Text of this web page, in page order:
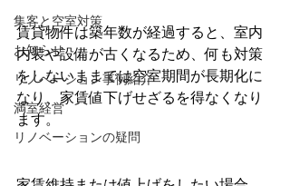
集客と空室対策
お知らせ
リノベーション事例紹介
満室経営
リノベーションの疑問
賃貸物件は築年数が経過すると、室内
内装や設備が古くなるため、何も対策
をしないままでは空室期間が長期化に
なり、家賃値下げせざるを得なくなり
ます。